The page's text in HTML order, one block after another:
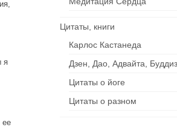
я
ее
Цитаты, книги
Карлос Кастанеда
Дзен, Дао, Адвайта,
Цитаты о йоге
Цитаты о разном